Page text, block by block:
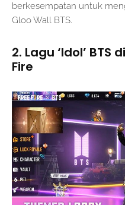
berkesempatan untuk
Gloo Wall BTS.
2. Lagu ‘Idol’ BTS
Fire